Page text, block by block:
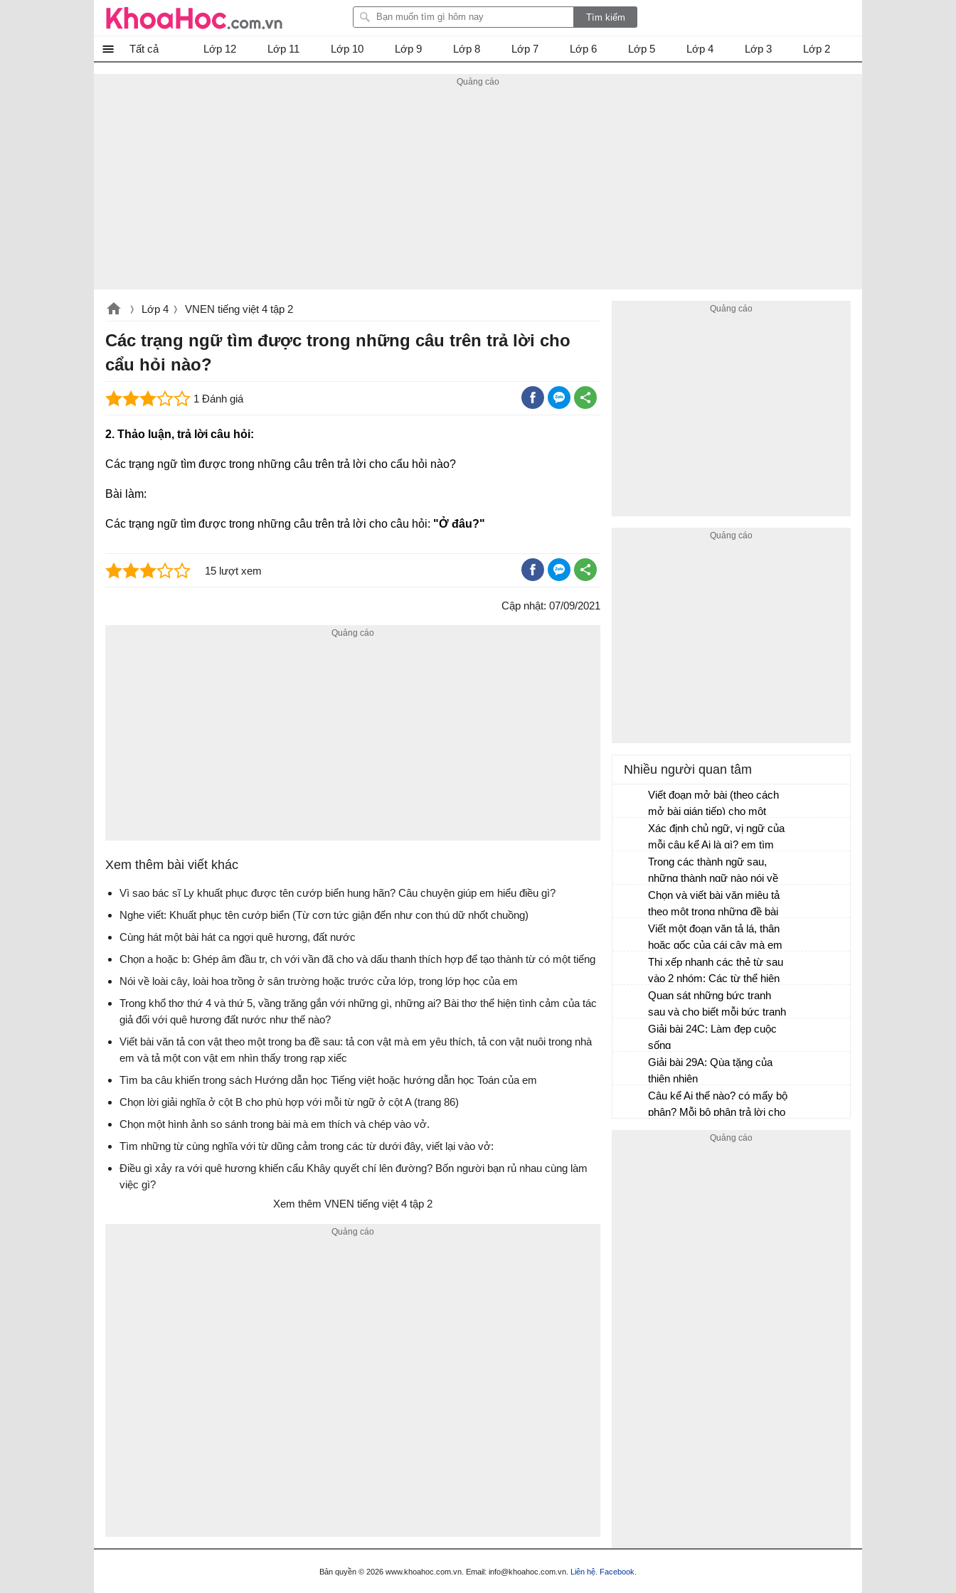
Tất cả Lớp 12 Lớp 11 Lớp 10 Lớp 9 Lớp 8 Lớp 7 Lớp 6 Lớp 5 Lớp 4 Lớp 3 Lớp 2
Lớp 4 VNEN tiếng việt 4 tập 2
Các trạng ngữ tìm được trong những câu trên trả lời cho
cẩu hỏi nào?
1 Đánh giá
2. Thảo luận, trả lời câu hỏi:
Các trạng ngữ tìm được trong những câu trên trả lời cho cẩu hỏi nào?
Bài làm:
Các trạng ngữ tìm được trong những câu trên trả lời cho câu hỏi: "Ở đâu?"
15 lượt xem
Cập nhật: 07/09/2021
Xem thêm bài viết khác
Vì sao bác sĩ Ly khuất phục được tên cướp biển hung hãn? Câu chuyện giúp em hiểu điều gì?
Nghe viết: Khuất phục tên cướp biển (Từ cơn tức giận đến như con thú dữ nhốt chuồng)
Cùng hát một bài hát ca ngợi quê hương, đất nước
Chọn a hoặc b: Ghép âm đầu tr, ch với vần đã cho và dấu thanh thích hợp để tạo thành từ có một tiếng
Nói về loài cây, loài hoa trồng ở sân trường hoặc trước cửa lớp, trong lớp học của em
Trong khổ thơ thứ 4 và thứ 5, vầng trăng gắn với những gì, những ai? Bài thơ thể hiện tình cảm của tác
giả đối với quê hương đất nước như thế nào?
Viết bài văn tả con vật theo một trong ba đề sau: tả con vật mà em yêu thích, tả con vật nuôi trong nhà
em và tả một con vật em nhìn thấy trong rạp xiếc
Tìm ba câu khiến trong sách Hướng dẫn học Tiếng việt hoặc hướng dẫn học Toán của em
Chọn lời giải nghĩa ở cột B cho phù hợp với mỗi từ ngữ ở cột A (trang 86)
Chọn một hình ảnh so sánh trong bài mà em thích và chép vào vở.
Tìm những từ cùng nghĩa với từ dũng cảm trong các từ dưới đây, viết lại vào vở:
Điều gì xảy ra với quê hương khiến cẩu Khây quyết chí lên đường? Bốn người bạn rủ nhau cùng làm
việc gì?
Xem thêm VNEN tiếng việt 4 tập 2
Nhiều người quan tâm
Viết đoạn mở bài (theo cách
mở bài gián tiếp) cho một
trong ba bài văn tả cây
phượng, cây hoa mai hoặc
cây dừa, theo gợi ý sau:
Xác định chủ ngữ, vị ngữ của
mỗi câu kể Ai là gì? em tìm
được ở hoạt động 1. Ghi kết
quả vào bảng nhóm.
Trong các thành ngữ sau,
những thành ngữ nào nói về
lòng dũng cảm?
Chọn và viết bài văn miêu tả
theo một trong những đề bài
dưới đây: tả cây bóng mát, tả
cây ăn quả, tả một cây hoa
Viết một đoạn văn tả lá, thân
hoặc gốc của cái cây mà em
yêu thích.
Thi xếp nhanh các thẻ từ sau
vào 2 nhóm: Các từ thể hiện
phẩm chất, vẻ đẹp của tâm
hồn và các từ miêu tả mức độ
cao của cái đẹp.
Quan sát những bức tranh
sau và cho biết mỗi bức tranh
nói về điều gì?
Giải bài 24C: Làm đẹp cuộc
sống
Giải bài 29A: Qùa tặng của
thiên nhiên
Câu kể Ai thế nào? có mấy bộ
phận? Mỗi bộ phận trả lời cho
Bản quyền © 2026 www.khoahoc.com.vn. Email: info@khoahoc.com.vn. Liên hệ Facebook